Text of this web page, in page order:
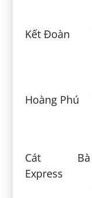
Kết Đoàn
Hoàng Phú
Cát Bà
Express